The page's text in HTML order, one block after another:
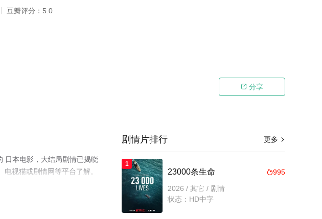
豆瓣评分： 5.0
 分享
日本电影，大结局剧情已揭晓
视猫或剧情网等平台了解。
更多 
剧情片排行
1
995
23000条生命
2026 / 其它 / 剧情
状态：HD中字